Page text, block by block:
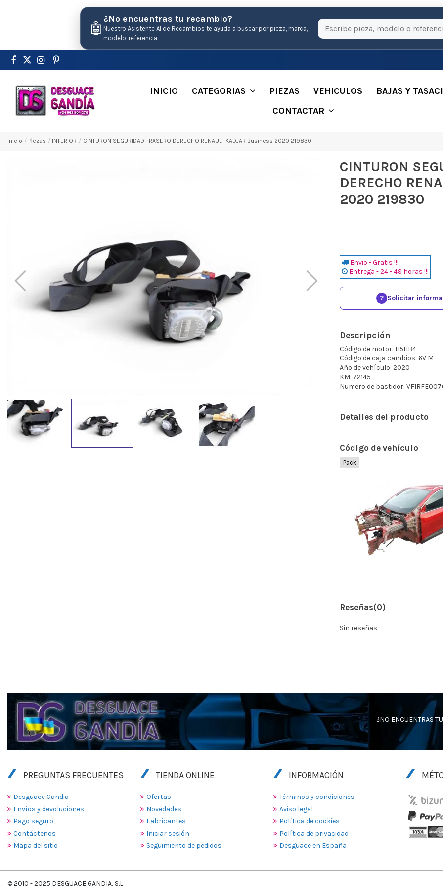
🤖
¿No encuentras tu recambio?
Nuestro Asistente AI de Recambios te ayuda a buscar por pieza, marca,
modelo, referencia.
INICIO CATEGORIAS PIEZAS VEHICULOS
BAJAS Y
CONTACTAR
Inicio Pіezas INTERIOR CINTURON SEGURIDAD TRASERO DERECHO RENAULT KADJAR Business 2020 219830
CINTURON
DERECHO
2020 219830
Envio - Gratis !!!
Entrega - 24 - 48 horas !!!
? Solicitar
Descripción
Código de motor: H5HB4
Código de caja cambios: 6V M
Año de vehículo: 2020
KM: 72145
Numero de bastidor:
Detalles del producto
Código de vehículo
Pack
Reseñas(0)
Sin reseñas
¿NO ENCUENTRAS
PREGUNTAS FRECUENTES
Desguace Gandia
Envíos y devoluciones
Pago seguro
Contáctenos
Mapa del sitio
TIENDA ONLINE
Ofertas
Novedades
Fabricantes
Iniciar sesión
Seguimiento de pedidos
INFORMACIÓN
Términos y condiciones
Aviso legal
Política de cookies
Política de privacidad
Desguace en España
© 2010 - 2025 DESGUACE GANDIA, S.L.